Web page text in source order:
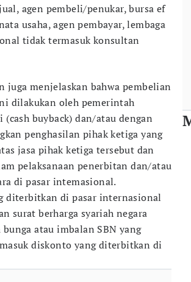
agen pembeli/penukar, bursa ef
usaha, agen pembayar, lembaga
tidak termasuk konsultan
juga menjelaskan bahwa pembelian
dilakukan oleh pemerintah
buyback) dan/atau dengan
penghasilan pihak ketiga yang
jasa pihak ketiga tersebut dan
pelaksanaan penerbitan dan/atau
di pasar intemasional.
diterbitkan di pasar internasional
surat berharga syariah negara
bunga atau imbalan SBN yang
diskonto yang diterbitkan di